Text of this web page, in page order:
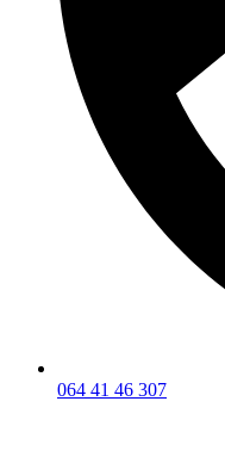
064 41 46 307